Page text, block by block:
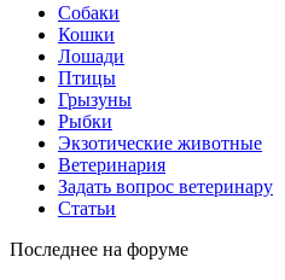
Собаки
Кошки
Лошади
Птицы
Грызуны
Рыбки
Экзотические животные
Ветеринария
Задать вопрос ветеринару
Статьи
Последнее на форуме